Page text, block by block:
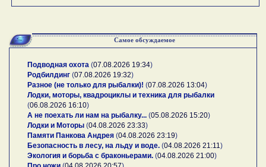
Самое обсуждаемое
Подводная охота (07.08.2026 19:34)
Родбилдинг (07.08.2026 19:32)
Разное (не только для рыбалки)! (07.08.2026 13:04)
Лодки, моторы, квадроциклы и техника для рыбалки
(06.08.2026 16:10)
А не поехать ли нам на рыбалку... (05.08.2026 15:20)
Лодки и Моторы (04.08.2026 23:33)
Памяти Панкова Андрея (04.08.2026 23:19)
Безопасность в лесу, на льду и воде. (04.08.2026 21:11 )
Экология и борьба с браконьерами. (04.08.2026 21:00)